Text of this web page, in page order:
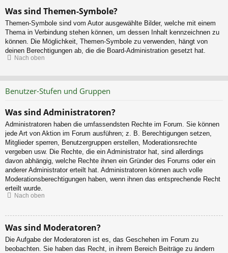
Was sind Themen-Symbole?
Themen-Symbole sind vom Autor ausgewählte Bilder, welche mit einem
Thema in Verbindung stehen können, um dessen Inhalt kennzeichnen zu
können. Die Möglichkeit, Themen-Symbole zu verwenden, hängt von
deinen Berechtigungen ab, die die Board-Administration gesetzt hat.
Nach oben
Benutzer-Stufen und Gruppen
Was sind Administratoren?
Administratoren haben die umfassendsten Rechte im Forum. Sie können
jede Art von Aktion im Forum ausführen; z. B. Berechtigungen setzen,
Mitglieder sperren, Benutzergruppen erstellen, Moderationsrechte
vergeben usw. Die Rechte, die ein Administrator hat, sind allerdings
davon abhängig, welche Rechte ihnen ein Gründer des Forums oder ein
anderer Administrator erteilt hat. Administratoren können auch volle
Moderationsberechtigungen haben, wenn ihnen das entsprechende Recht
erteilt wurde.
Nach oben
Was sind Moderatoren?
Die Aufgabe der Moderatoren ist es, das Geschehen im Forum zu
beobachten. Sie haben das Recht, in ihrem Bereich Beiträge zu ändern